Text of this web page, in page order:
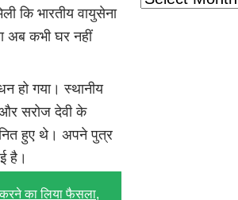
कि भारतीय वायुसेना
अब कभी घर नहीं
हो गया। स्थानीय
और सरोज देवी के
हुए थे। अपने पुत्र
है।
का लिया फैसला,